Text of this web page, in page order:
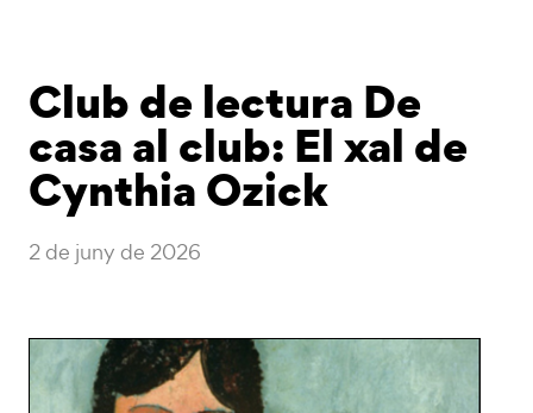
Club de lectura De
casa al club: El xal de
Cynthia Ozick
2 de juny de 2026